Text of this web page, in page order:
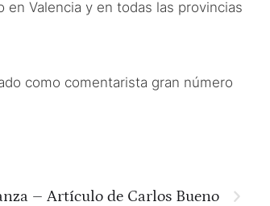
en Valencia y en todas las provincias
como comentarista gran número
– Artículo de Carlos Bueno